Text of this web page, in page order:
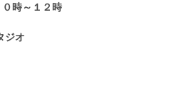
時～１２時
ジオ